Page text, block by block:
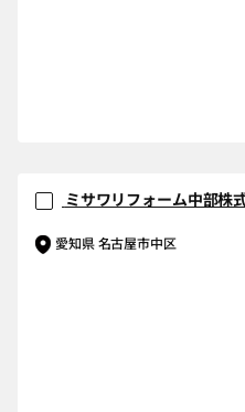
ミサワリフォーム中部株
愛知県 名古屋市中区